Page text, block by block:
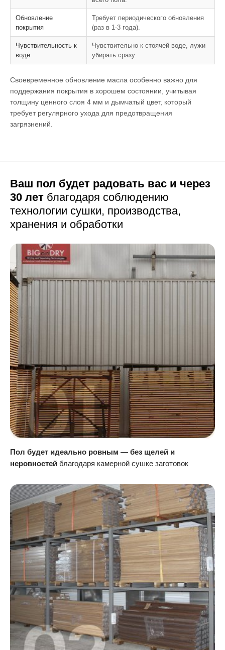
Обновление
покрытия
Требует периодического обновления
(раз в 1-3 года).
Чувствительность к
воде
Чувствительно к стоячей воде, лужи
убирать сразу.
Своевременное обновление масла особенно важно для
поддержания покрытия в хорошем состоянии, учитывая
толщину ценного слоя 4 мм и дымчатый цвет, который
требует регулярного ухода для предотвращения
загрязнений.
Ваш пол будет радовать вас и через
30 лет благодаря соблюдению
технологии сушки, производства,
хранения и обработки
Пол будет идеально ровным — без щелей и
неровностей благодаря камерной сушке заготовок